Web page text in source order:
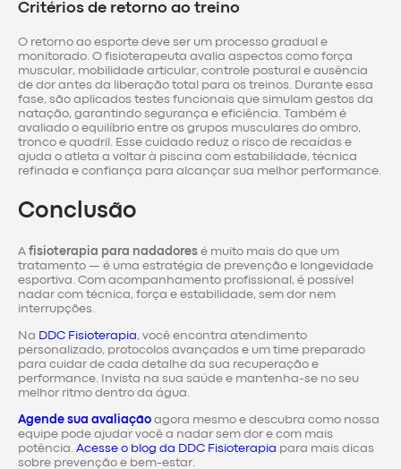
Critérios de retorno ao treino
O retorno ao esporte deve ser um processo gradual e
monitorado. O fisioterapeuta avalia aspectos como força
muscular, mobilidade articular, controle postural e ausência
de dor antes da liberação total para os treinos. Durante essa
fase, são aplicados testes funcionais que simulam gestos da
natação, garantindo segurança e eficiência. Também é
avaliado o equilíbrio entre os grupos musculares do ombro,
tronco e quadril. Esse cuidado reduz o risco de recaídas e
ajuda o atleta a voltar à piscina com estabilidade, técnica
refinada e confiança para alcançar sua melhor performance.
Conclusão
A fisioterapia para nadadores é muito mais do que um
tratamento — é uma estratégia de prevenção e longevidade
esportiva. Com acompanhamento profissional, é possível
nadar com técnica, força e estabilidade, sem dor nem
interrupções.
Na DDC Fisioterapia, você encontra atendimento
personalizado, protocolos avançados e um time preparado
para cuidar de cada detalhe da sua recuperação e
performance. Invista na sua saúde e mantenha-se no seu
melhor ritmo dentro da água.
Agende sua avaliação agora mesmo e descubra como nossa
equipe pode ajudar você a nadar sem dor e com mais
potência. Acesse o blog da DDC Fisioterapia para mais dicas
sobre prevenção e bem-estar.